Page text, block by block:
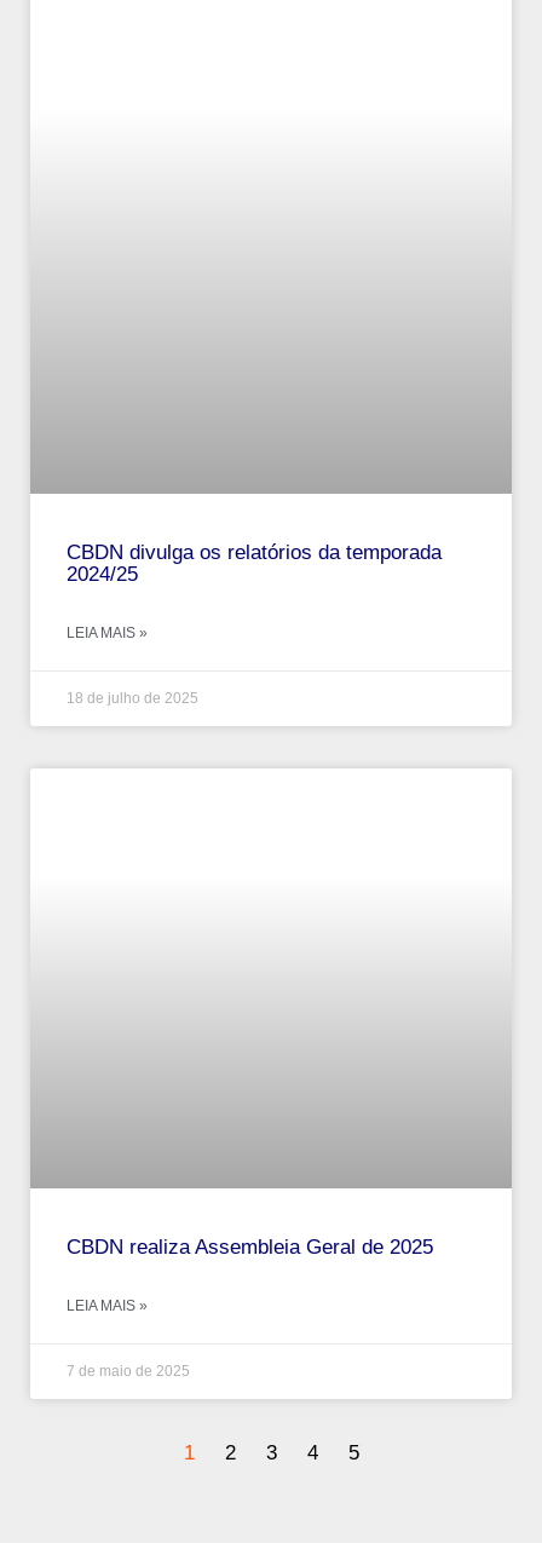
CBDN divulga os relatórios da temporada
2024/25
LEIA MAIS »
18 de julho de 2025
CBDN realiza Assembleia Geral de 2025
LEIA MAIS »
7 de maio de 2025
1 2 3 4 5